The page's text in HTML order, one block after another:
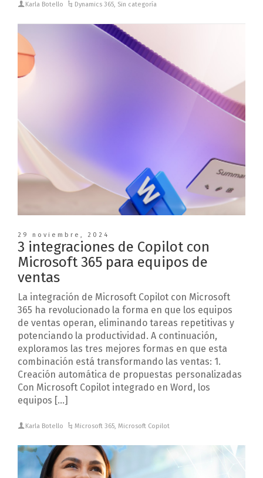
Karla Botello Dynamics 365, Sin categoría
29 noviembre, 2024
3 integraciones de Copilot con
Microsoft 365 para equipos de
ventas
La integración de Microsoft Copilot con Microsoft
365 ha revolucionado la forma en que los equipos
de ventas operan, eliminando tareas repetitivas y
potenciando la productividad. A continuación,
exploramos las tres mejores formas en que esta
combinación está transformando las ventas: 1.
Creación automática de propuestas personalizadas
Con Microsoft Copilot integrado en Word, los
equipos […]
Karla Botello Microsoft 365,Microsoft Copilot